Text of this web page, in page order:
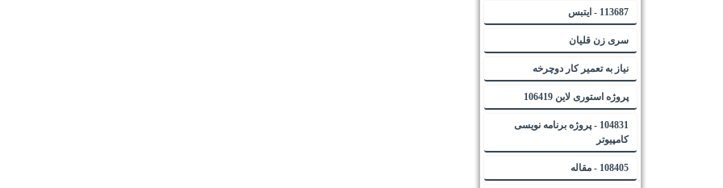
113687 - ایتبس
سری زن قلیان
نیاز به تعمیر کار دوچرخه
پروژه استوری لاین 106419
104831 - پروژه برنامه نویسی
کامپیوتر
108405 - مقاله